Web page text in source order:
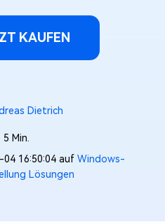
KAUFEN
Dietrich
5 Min.
16:50:04 auf Windows-
Lösungen